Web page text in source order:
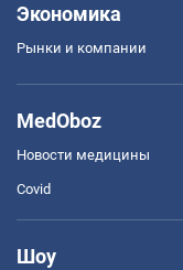
Экономика
Рынки и компании
MedOboz
Новости медицины
Covid
Шоу